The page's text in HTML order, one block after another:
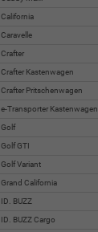
California
Caravelle
Crafter
Crafter Kastenwagen
Crafter Pritschenwagen
e-Transporter Kastenwagen
Golf
Golf GTI
Golf Variant
Grand California
ID. BUZZ
ID. BUZZ Cargo